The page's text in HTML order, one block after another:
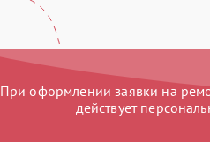
При оформлении заявки на
действует